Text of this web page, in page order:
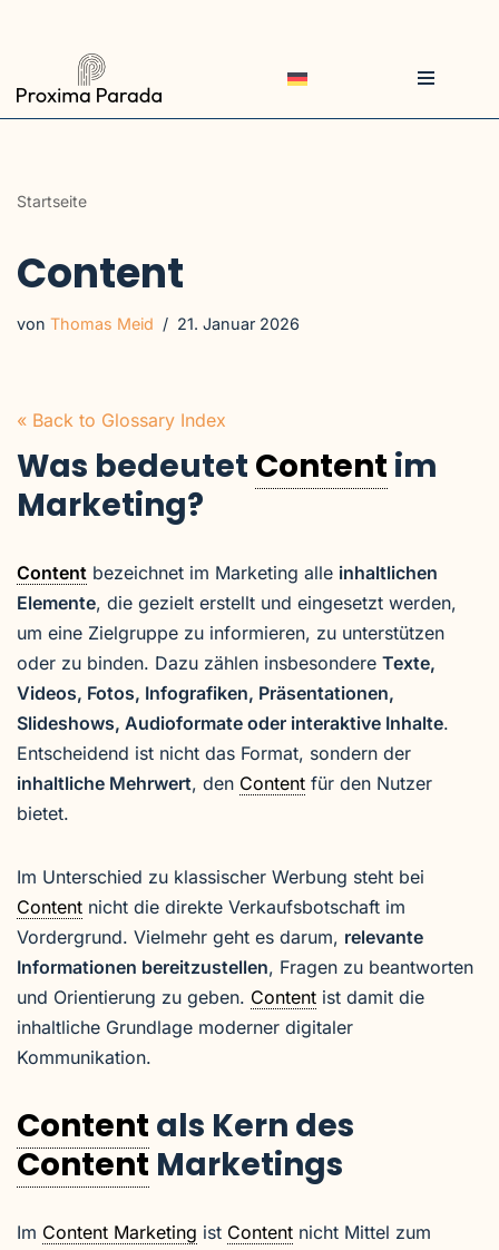
Inhalt
springen
Startseite
Content
von Thomas Meid 21. Januar 2026
« Back to Glossary Index
Was bedeutet Content im
Marketing?
Content bezeichnet im Marketing alle inhaltlichen
Elemente, die gezielt erstellt und eingesetzt werden,
um eine Zielgruppe zu informieren, zu unterstützen
oder zu binden. Dazu zählen insbesondere Texte,
Videos, Fotos, Infografiken, Präsentationen,
Slideshows, Audioformate oder interaktive Inhalte.
Entscheidend ist nicht das Format, sondern der
inhaltliche Mehrwert, den Content für den Nutzer
bietet.
Im Unterschied zu klassischer Werbung steht bei
Content nicht die direkte Verkaufsbotschaft im
Vordergrund. Vielmehr geht es darum, relevante
Informationen bereitzustellen, Fragen zu beantworten
und Orientierung zu geben. Content ist damit die
inhaltliche Grundlage moderner digitaler
Kommunikation.
Content als Kern des
Content Marketings
Im Content Marketing ist Content nicht Mittel zum